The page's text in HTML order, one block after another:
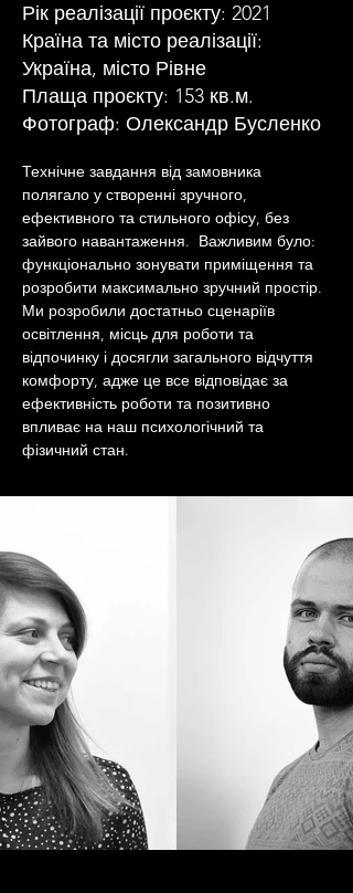
Рік реалізації проєкту: 2021
Країна та місто реалізації:
Україна, місто Рівне
Плаща проєкту: 153 кв.м.
Фотограф: Олександр Бусленко
Технічне завдання від замовника
полягало у створенні зручного,
ефективного та стильного офісу, без
зайвого навантаження.  Важливим було:
функціонально зонувати приміщення та
розробити максимально зручний простір.
Ми розробили достатньо сценаріїв
освітлення, місць для роботи та
відпочинку і досягли загального відчуття
комфорту, адже це все відповідає за
ефективність роботи та позитивно
впливає на наш психологічний та
фізичний стан.